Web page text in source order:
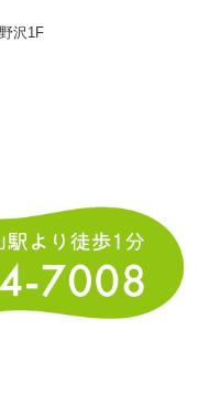
沢1F